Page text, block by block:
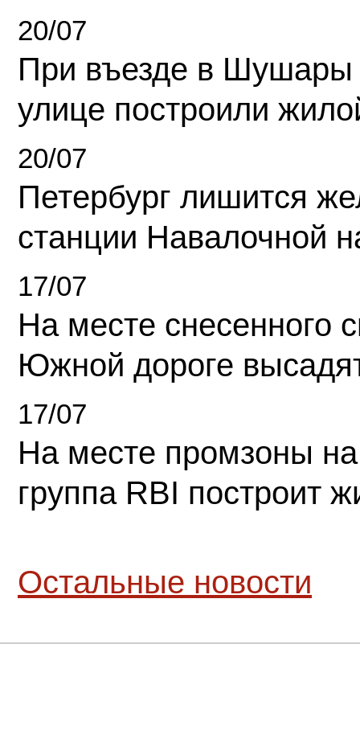
20/07
При въезде в Шушары
улице построили
20/07
Петербург лишится
станции Навалочной
17/07
На месте снесенного
Южной дороге
17/07
На месте промзоны
группа RBI построит
Остальные новости